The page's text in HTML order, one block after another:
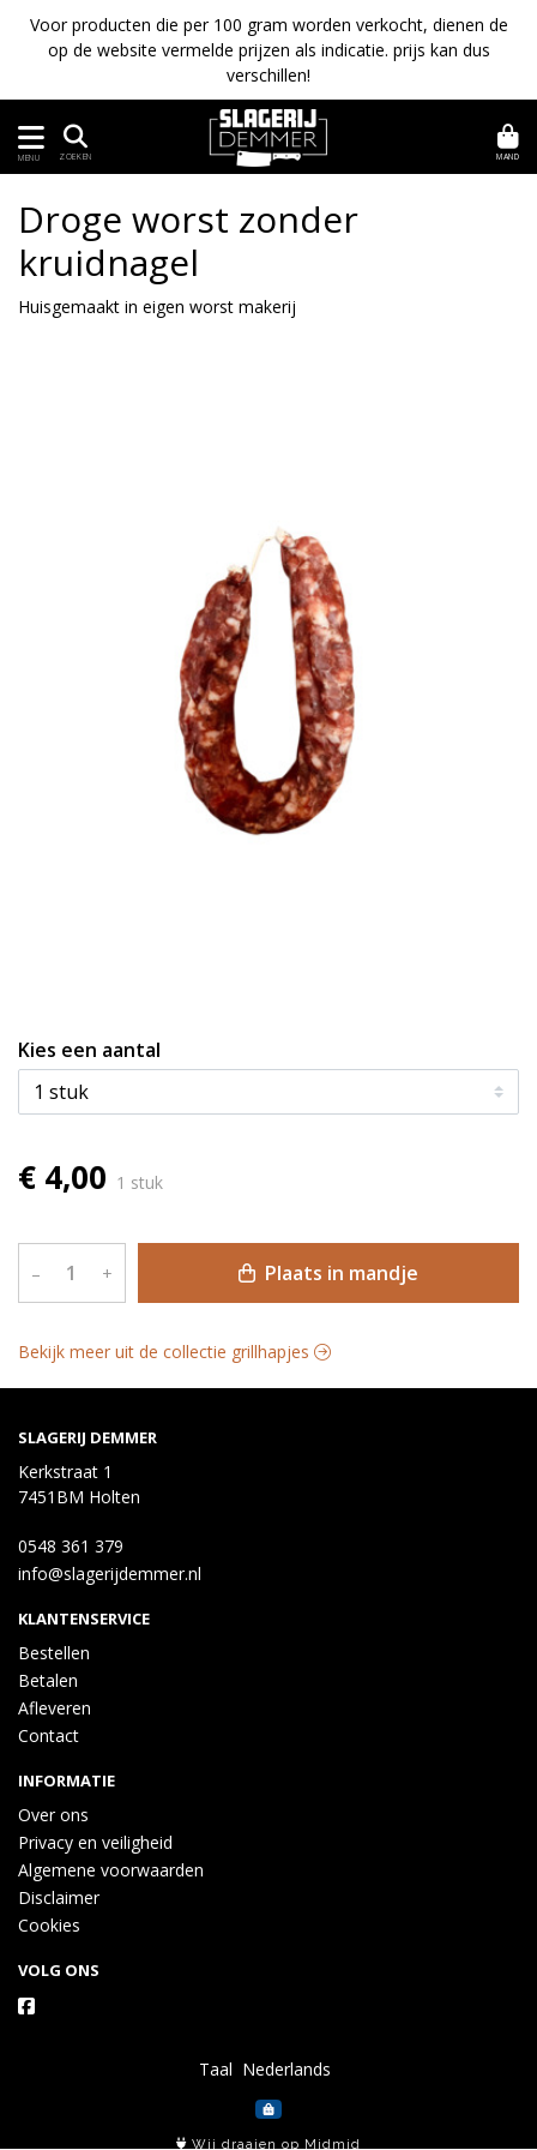
Voor producten die per 100 gram worden verkocht, dienen de
op de website vermelde prijzen als indicatie. prijs kan dus
verschillen!
MENU ZOEKEN MAND
Droge worst zonder
kruidnagel
Huisgemaakt in eigen worst makerij
Kies een aantal
€ 4,00 1 stuk
– + Plaats in mandje
Bekijk meer uit de collectie grillhapjes
SLAGERIJ DEMMER
Kerkstraat 1
7451BM Holten
0548 361 379
info@slagerijdemmer.nl
KLANTENSERVICE
Bestellen
Betalen
Afleveren
Contact
INFORMATIE
Over ons
Privacy en veiligheid
Algemene voorwaarden
Disclaimer
Cookies
VOLG ONS
Taal
Wij draaien op Midmid